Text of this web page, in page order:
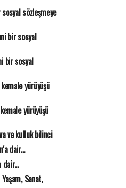
sözleşmeye
bir sosyal
bir sosyal
yürüyüşü
yürüyüşü
ve kulluk bilinci
dair...
Sanat,